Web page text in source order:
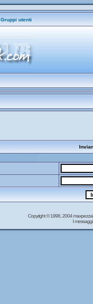
Gruppi utenti
Copyright © 1998, 2004
I